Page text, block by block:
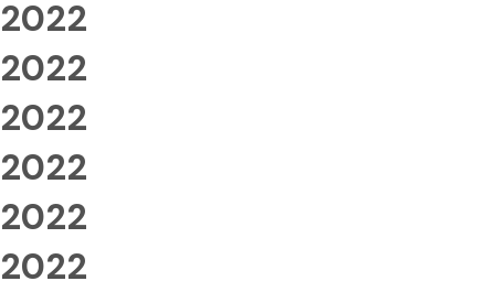
2022
2022
2022
2022
2022
2022